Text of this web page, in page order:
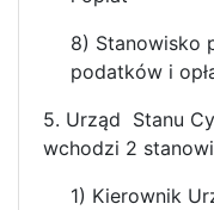
8) Stanowisko
podatków i
5. Urząd Stanu
wchodzi 2
1) Kierownik